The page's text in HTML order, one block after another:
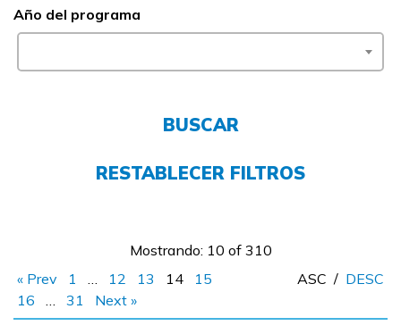
CONECTARSE
COMIENZA YA
Año del programa
BUSCAR
RESTABLECER FILTROS
Mostrando: 10 of 310
« Prev
1 … 12 13 14
15
16
… 31 Next »
ASC / DESC